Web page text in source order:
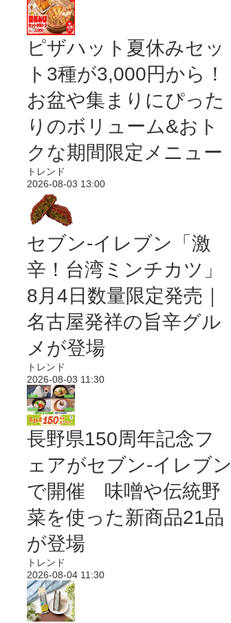
ピザハット夏休みセッ
ト3種が3,000円から！
お盆や集まりにぴった
りのボリューム&おト
クな期間限定メニュー
トレンド
2026-08-03 13:00
セブン-イレブン「激
辛！台湾ミンチカツ」
8月4日数量限定発売｜
名古屋発祥の旨辛グル
メが登場
トレンド
2026-08-03 11:30
長野県150周年記念フ
ェアがセブン-イレブン
で開催 味噌や伝統野
菜を使った新商品21品
が登場
トレンド
2026-08-04 11:30